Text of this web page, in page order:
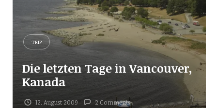
TRIP
Die letzten Tage in Vancouver,
Kanada
12. August 2009
2 Comments